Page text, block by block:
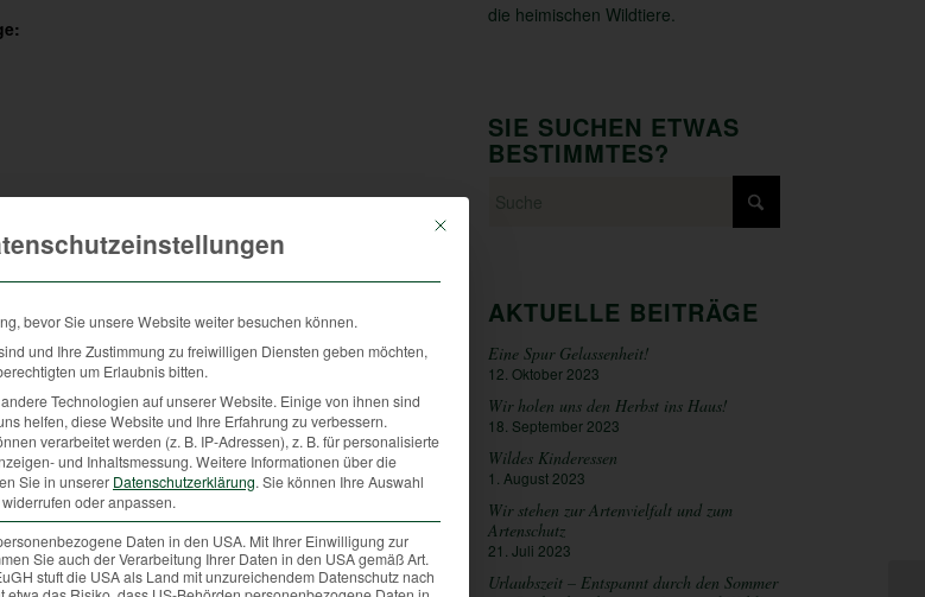
die heimischen Wildtiere.
SIE SUCHEN ETWAS
BESTIMMTES?
AKTUELLE BEITRÄGE
Eine Spur Gelassenheit!
12. Oktober 2023
Wir holen uns den Herbst ins Haus!
18. September 2023
Wildes Kinderessen
1. August 2023
Wir stehen zur Artenvielfalt und zum
Artenschutz
21. Juli 2023
Urlaubszeit – Entspannt durch den Sommer
Mit diesem Button wird der Dialog geschlossen. Seine Funktionalität ist
bevor Sie unsere Website weiter besuchen können.
und Ihre Zustimmung zu freiwilligen Diensten geben möchten,
um Erlaubnis bitten.
Technologien auf unserer Website. Einige von ihnen sind
helfen, diese Website und Ihre Erfahrung zu verbessern.
verarbeitet werden (z. B. IP-Adressen), z. B. für personalisierte
und Inhaltsmessung. Weitere Informationen über die
Sie in unserer Datenschutzerklärung. Sie können Ihre Auswahl
widerrufen oder anpassen.
Daten in den USA. Mit Ihrer Einwilligung zur
Sie auch der Verarbeitung Ihrer Daten in den USA gemäß Art.
stuft die USA als Land mit unzureichendem Datenschutz nach